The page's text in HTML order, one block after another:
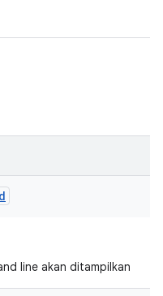
line akan ditampilkan